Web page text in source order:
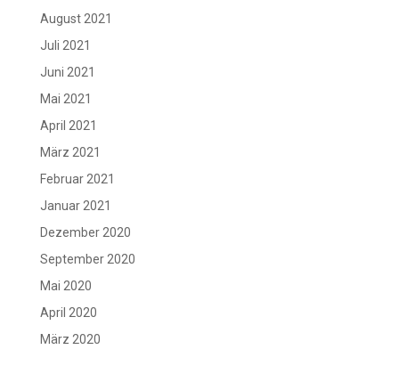
August 2021
Juli 2021
Juni 2021
Mai 2021
April 2021
März 2021
Februar 2021
Januar 2021
Dezember 2020
September 2020
Mai 2020
April 2020
März 2020